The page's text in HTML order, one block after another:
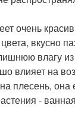
очень
вкусно
влагу
влияет на
плесень, она
-